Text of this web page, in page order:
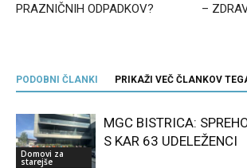
PRAZNIČNIH ODPADKOV?
–
PODOBNI ČLANKI PRIKAŽI VEČ ČLANKOV
Domovi za
starejše
MGC BISTRICA:
S KAR 63 UDELEŽENCI